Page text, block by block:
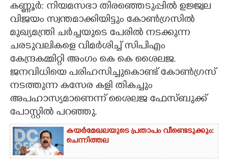
CARTOONS
LITERATURE
ZOOM
CONTACT US
കണ്ണൂർ: നിയമസഭാ തിരഞ്ഞെടുപ്പിൽ ഉജ്ജ്വല
വിജയം സ്വന്തമാക്കിയിട്ടും കോൺഗ്രസിൽ
മുഖ്യമന്ത്രി ചർച്ചയുടെ പേരിൽ നടക്കുന്ന
ചരടുവലികളെ വിമർശിച്ച് സിപിഎം
കേന്ദ്രകമ്മിറ്റി അം​ഗം കെ കെ ശൈലജ.
ജനവിധിയെ പരിഹസിച്ചുകൊണ്ട് കോൺഗ്രസ്
നടത്തുന്ന കസേര കളി തികച്ചും
അപഹാസ്യമാണെന്ന് ശൈലജ ഫേസ്ബുക്ക്
പോസ്റ്റിൽ പറഞ്ഞു.
കയർമേഖലയുടെ പ്രതാപം വീണ്ടെടുക്കും:
ചെന്നിത്തല